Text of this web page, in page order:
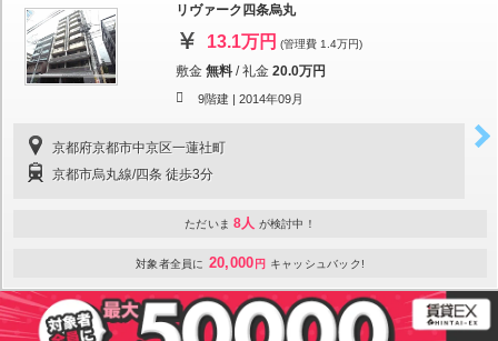
リヴァーク四条烏丸
13.1万円 (管理費 1.4万円)
敷金 無料 /礼金 20.0万円
9階建 | 2014年09月
京都府京都市中京区一蓮社町
京都市烏丸線/四条 徒歩3分
ただいま 8人 が検討中！
対象者全員に 20,000 円 キャッシュバック!